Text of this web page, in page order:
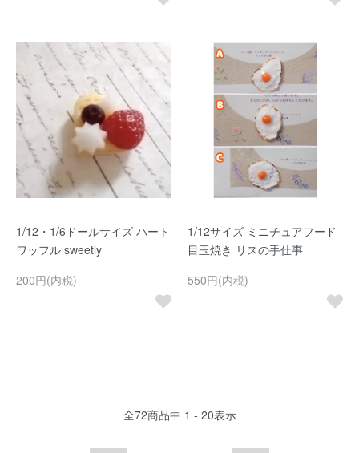
1/12・1/6ドールサイズ ハート
ワッフル sweetly
200円(内税)
1/12サイズ ミニチュアフード
目玉焼き リスの手仕事
550円(内税)
全72商品中 1 - 20表示